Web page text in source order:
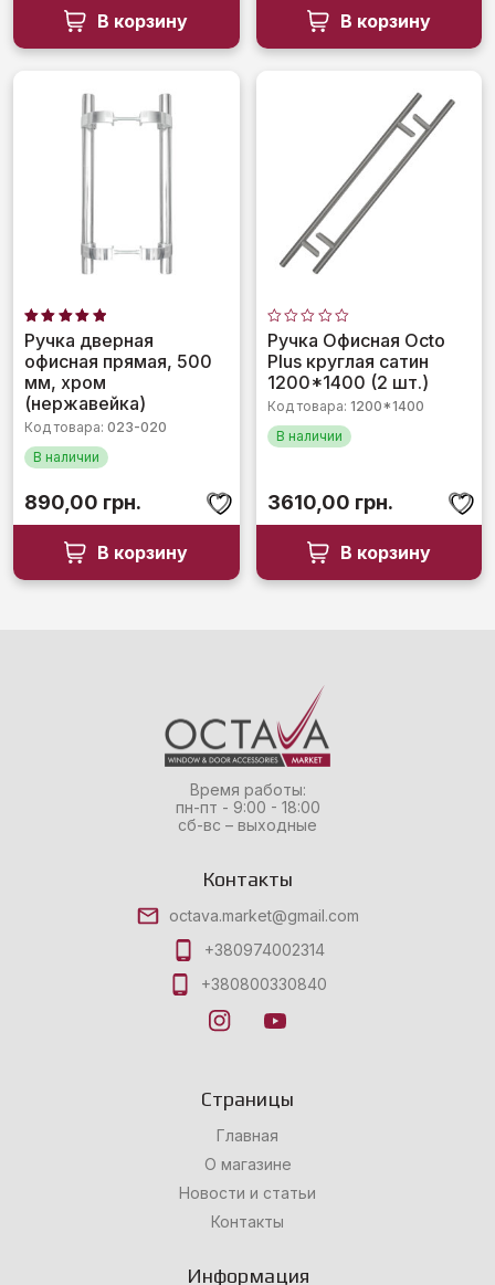
В корзину В корзину
Оценка
5.00
из 5
Ручка дверная
офисная прямая, 500
мм, хром
(нержавейка)
Код товара: 023-020
В наличии
890,00 грн.
В корзину
Оценка
0
из
5
Ручка Офисная Octo
Plus круглая сатин
1200*1400 (2 шт.)
Код товара: 1200*1400
В наличии
3610,00 грн.
В корзину
Время работы:
пн-пт - 9:00 - 18:00
сб-вс – выходные
Контакты
octava.market@gmail.com
+380974002314
+380800330840
Страницы
Главная
О магазине
Новости и статьи
Контакты
Информация